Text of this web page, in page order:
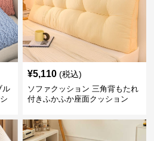
ル
¥5,110 (税込)
ソファクッション 三角背もたれ
付きふかふか座面クッション